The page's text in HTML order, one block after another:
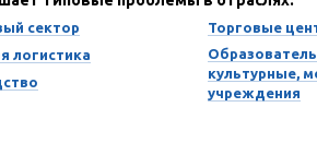
сектор
логистика
Торговые
культурные,
учреждения